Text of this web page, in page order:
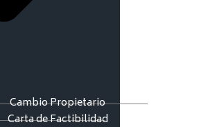
Cambio Propietario
Carta de Factibilidad